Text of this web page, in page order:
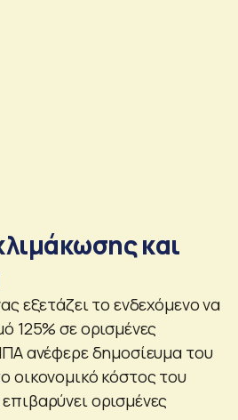
και
εξετάζει το ενδεχόμενο να
125% σε ορισμένες
ανέφερε δημοσίευμα του
οικονομικό κόστος του
ορισμένες